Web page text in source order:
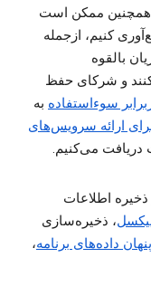
همچنین ممکن است
کنیم، ازجمله
بالقوه
و شرکای حفظ
سوءاستفاده به
ارائه سرویس‌های
دریافت می‌کنیم.
اطلاعات
، ذخیره‌سازی
داده‌های برنامه،